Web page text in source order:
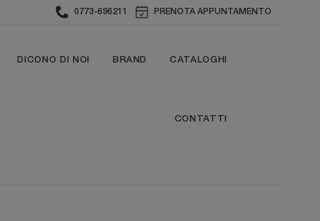
0773-696211 PRENOTA APPUNTAMENTO
DICONO DI NOI BRAND CATALOGHI
CONTATTI